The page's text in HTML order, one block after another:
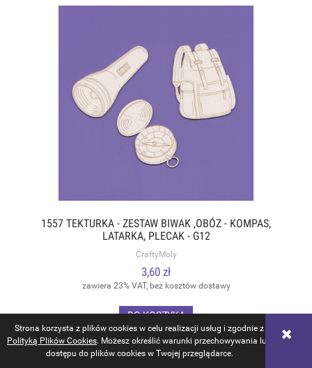
Strona korzysta z plików cookies w celu realizacji usług i zgodnie z
Polityką Plików Cookies. Możesz określić warunki przechowywania lub
dostępu do plików cookies w Twojej przeglądarce.
1557 TEKTURKA - ZESTAW BIWAK ,OBÓZ - KOMPAS,
LATARKA, PLECAK - G12
CraftyMoly
3,60 zł
zawiera 23% VAT, bez kosztów dostawy
DO KOSZYKA